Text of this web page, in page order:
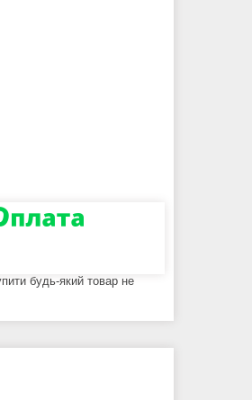
будь-який товар не